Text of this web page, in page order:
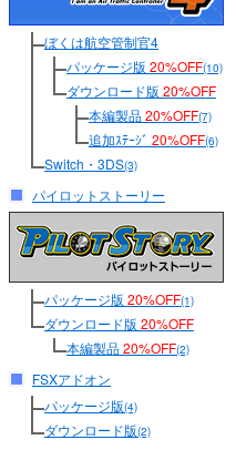
ぼくは航空管制官4
パッケージ版 20%OFF(10)
ダウンロード版 20%OFF
本編製品20%OFF(7)
追加ｽﾃｰｼﾞ 20%OFF(6)
Switch・3DS(3)
パイロットストーリー
パッケージ版 20%OFF(1)
ダウンロード版 20%OFF
本編製品20%OFF(2)
FSXアドオン
パッケージ版(4)
ダウンロード版(2)